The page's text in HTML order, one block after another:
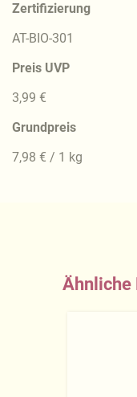
Zertifizierung
AT-BIO-301
Preis UVP
3,99 €
Grundpreis
7,98 € / 1 kg
Ähnliche